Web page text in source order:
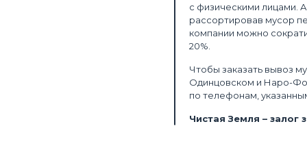
с физическими лицами.
рассортировав мусор
компании можно
20%.
Чтобы заказать вывоз
Одинцовском и Наро-
по телефонам,
Чистая Земля – залог